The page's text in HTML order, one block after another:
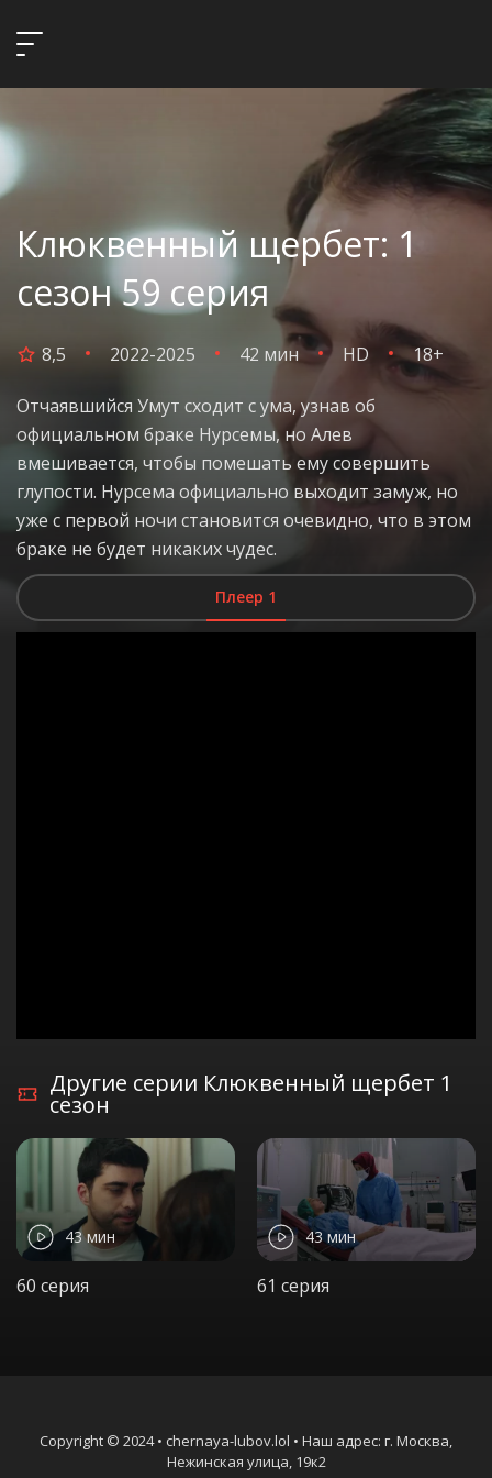
Клюквенный щербет: 1
сезон 59 серия
8,5 2022-2025 42 мин HD 18+
Отчаявшийся Умут сходит с ума, узнав об
официальном браке Нурсемы, но Алев
вмешивается, чтобы помешать ему совершить
глупости. Нурсема официально выходит замуж, но
уже с первой ночи становится очевидно, что в этом
браке не будет никаких чудес.
Плеер 1
Другие серии Клюквенный щербет 1
сезон
43 мин
60 серия
43 мин
61 серия
Copyright © 2024 • chernaya-lubov.lol • Наш адрес: г. Москва,
Нежинская улица, 19к2